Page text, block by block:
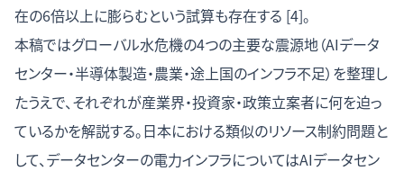
在の6倍以上に膨らむという試算も存在する [4]。
本稿ではグローバル水危機の4つの主要な震源地（AIデータ
センター・半導体製造・農業・途上国のインフラ不足）を整理し
たうえで、それぞれが産業界・投資家・政策立案者に何を迫っ
ているかを解説する。日本における類似のリソース制約問題と
して、データセンターの電力インフラについてはAIデータセン